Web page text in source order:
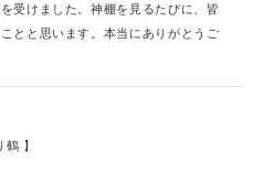
受けました。神棚を見るたびに、皆
とと思います。本当にありがとうご
】